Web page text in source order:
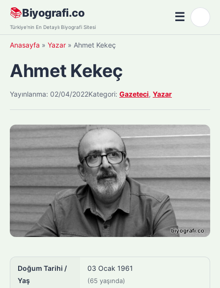
Skip
content
📚Biyografi.co
Türkiye'nin En Detaylı Biyografi Sitesi
☰Menü
Anasayfa » Yazar » Ahmet Kekeç
Ahmet Kekeç
Yayınlanma: 02/04/2022Kategori: Gazeteci, Yazar
Doğum Tarihi /
Yaş
03 Ocak 1961
(65 yaşında)